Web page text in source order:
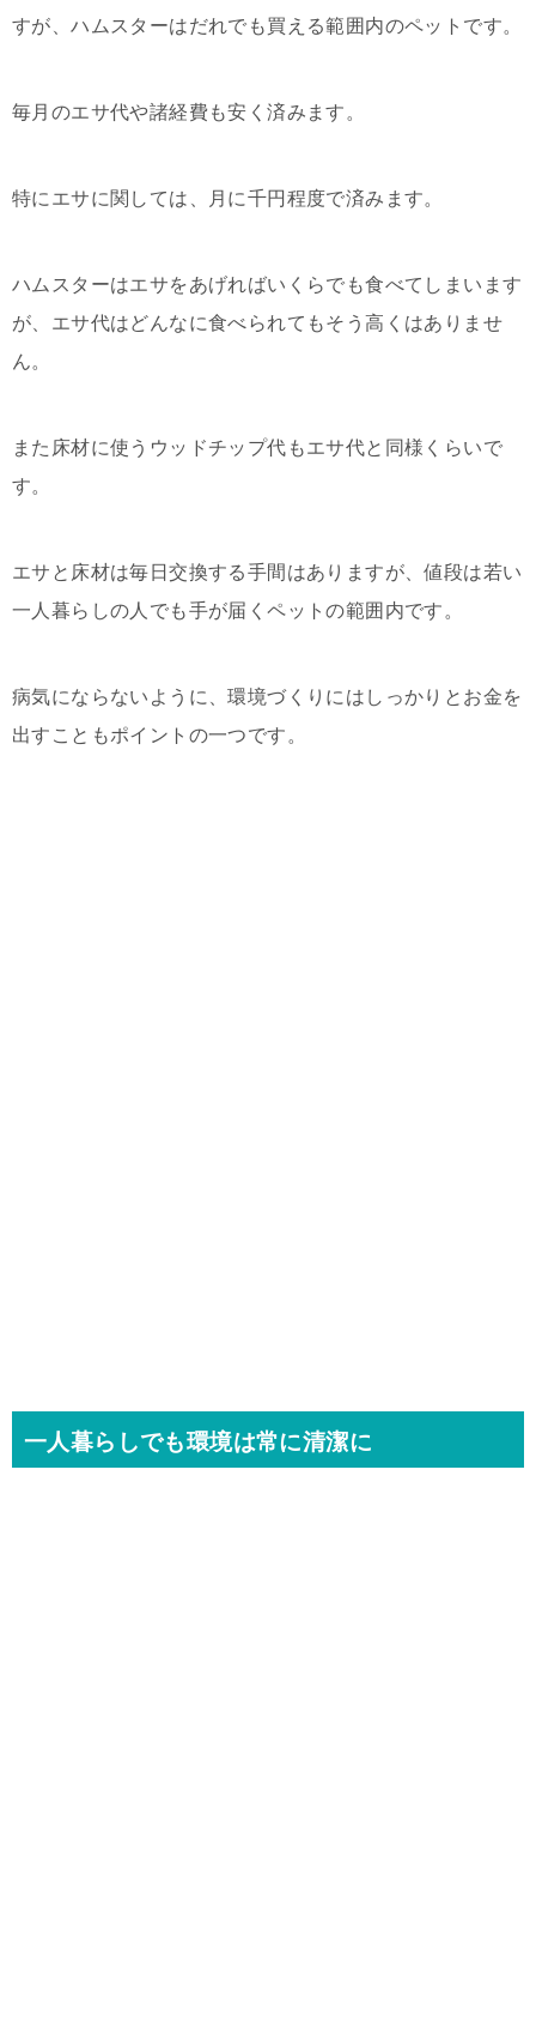
すが、ハムスターはだれでも買える範囲内のペットです。
毎月のエサ代や諸経費も安く済みます。
特にエサに関しては、月に千円程度で済みます。
ハムスターはエサをあげればいくらでも食べてしまいます
が、エサ代はどんなに食べられてもそう高くはありませ
ん。
また床材に使うウッドチップ代もエサ代と同様くらいで
す。
エサと床材は毎日交換する手間はありますが、値段は若い
一人暮らしの人でも手が届くペットの範囲内です。
病気にならないように、環境づくりにはしっかりとお金を
出すこともポイントの一つです。
一人暮らしでも環境は常に清潔に